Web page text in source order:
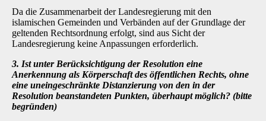
Da die Zusammenarbeit der Landesregierung mit den
islamischen Gemeinden und Verbänden auf der Grundlage der
geltenden Rechtsordnung erfolgt, sind aus Sicht der
Landesregierung keine Anpassungen erforderlich.
3. Ist unter Berücksichtigung der Resolution eine
Anerkennung als Körperschaft des öffentlichen Rechts, ohne
eine uneingeschränkte Distanzierung von den in der
Resolution beanstandeten Punkten, überhaupt möglich? (bitte
begründen)